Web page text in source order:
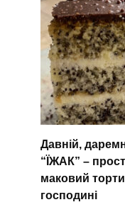
Давній,
“ЇЖАК” –
маковий
господині